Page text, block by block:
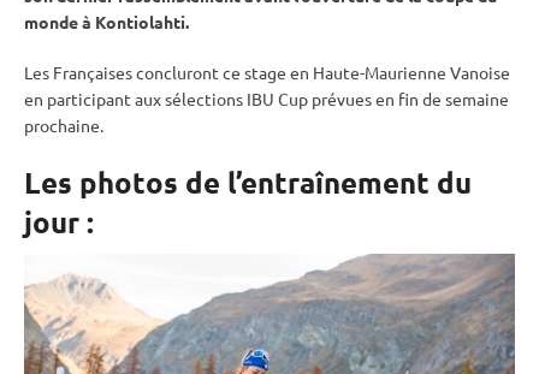
mondeà Kontiolahti.
Les Françaises concluront ce stage en Haute-Maurienne Vanoise
en participant aux sélections IBU Cup prévues en fin de semaine
prochaine.
Les photos de l’entraînement du
jour :